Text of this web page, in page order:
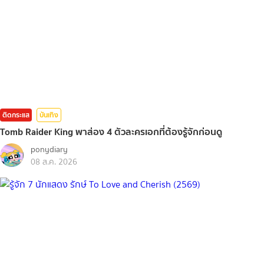
ติดกระแส บันเทิง
Tomb Raider King พาส่อง 4 ตัวละครเอกที่ต้องรู้จักก่อนดู
ponydiary
08 ส.ค. 2026